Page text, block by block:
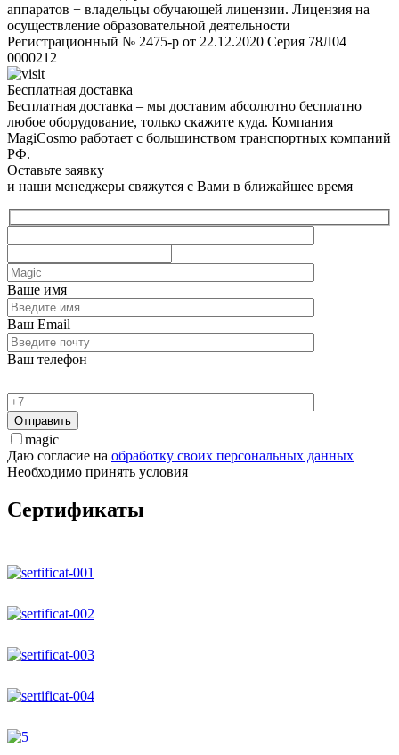
аппаратов + владельцы обучающей лицензии. Лицензия на
осуществление образовательной деятельности
Регистрационный № 2475-р от 22.12.2020 Серия 78Л04
0000212
Бесплатная доставка
Бесплатная доставка – мы доставим абсолютно бесплатно
любое оборудование, только скажите куда. Компания
MagiCosmo работает с большинством транспортных компаний
РФ.
Оставьте заявку
и наши менеджеры свяжутся с Вами в ближайшее время
Ваше имя
Ваш Email
Ваш телефон
magic
Даю согласие на обработку своих персональных данных
Необходимо принять условия
Сертификаты